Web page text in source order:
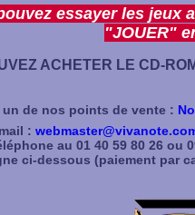
essayer les jeux
"JOUER"
ACHETER LE CD-
un de nos points de vente :
:
au 01 40 59 80 26 ou
ci-dessous (paiement par